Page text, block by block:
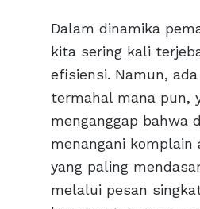
Dalam dinamika
kita sering kali
efisiensi. Namun,
termahal mana pun,
menganggap bahwa
menangani komplain
yang paling
melalui pesan